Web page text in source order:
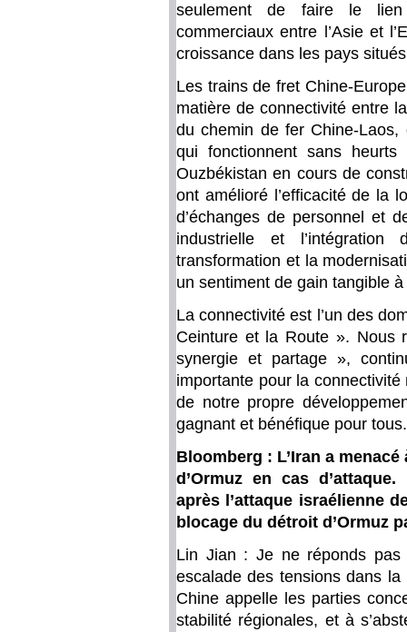
seulement de faire le
commerciaux entre l’Asie et
croissance dans les pays
Les trains de fret Chine-
matière de connectivité entre
du chemin de fer Chine-Laos,
qui fonctionnent sans
Ouzbékistan en cours de
ont amélioré l’efficacité de la
d’échanges de personnel et
industrielle et
transformation et la
un sentiment de gain tangible
La connectivité est l’un des
Ceinture et la Route ». Nous
synergie et partage »,
importante pour la
de notre propre
gagnant et bénéfique pour tous.
Bloomberg : L’Iran a
d’Ormuz en cas
après l’attaque israélienne
blocage du détroit d’Ormuz
Lin Jian : Je ne réponds pas
escalade des tensions dans
Chine appelle les parties
stabilité régionales, et à